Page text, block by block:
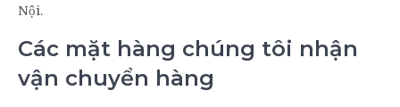
Nội.
Các mặt hàng chúng tôi nhận
vận chuyển hàng